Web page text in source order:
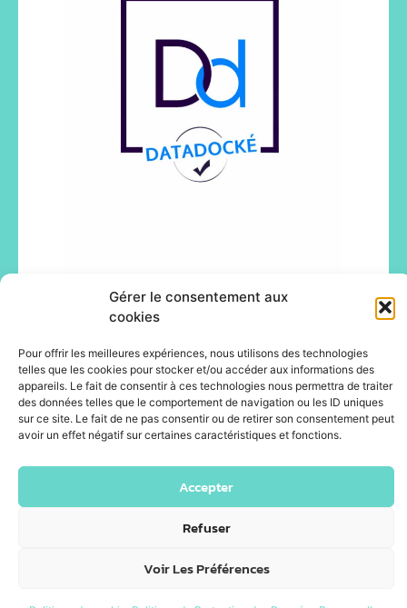
Gérer le consentement aux
cookies
Pour offrir les meilleures expériences, nous utilisons des technologies
telles que les cookies pour stocker et/ou accéder aux informations des
appareils. Le fait de consentir à ces technologies nous permettra de traiter
des données telles que le comportement de navigation ou les ID uniques
sur ce site. Le fait de ne pas consentir ou de retirer son consentement peut
avoir un effet négatif sur certaines caractéristiques et fonctions.
Accepter
Refuser
Voir Les Préférences
© Happyfizz 2026 - Site propulsé par DOTACOM -
Webdesign : ID.PULS'